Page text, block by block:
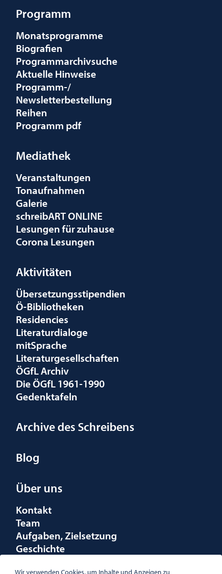
Programm
Monatsprogramme
Biografien
Programmarchivsuche
Aktuelle Hinweise
Programm-/
Newsletterbestellung
Reihen
Programm pdf
Mediathek
Veranstaltungen
Tonaufnahmen
Galerie
schreibART ONLINE
Lesungen für zuhause
Corona Lesungen
Aktivitäten
Übersetzungsstipendien
Ö-Bibliotheken
Residencies
Literaturdialoge
mitSprache
Literaturgesellschaften
ÖGfL Archiv
Die ÖGfL 1961-1990
Gedenktafeln
Archive des Schreibens
Blog
Über uns
Kontakt
Team
Aufgaben, Zielsetzung
Geschichte
Wir verwenden Cookies, um Inhalte und Anzeigen zu